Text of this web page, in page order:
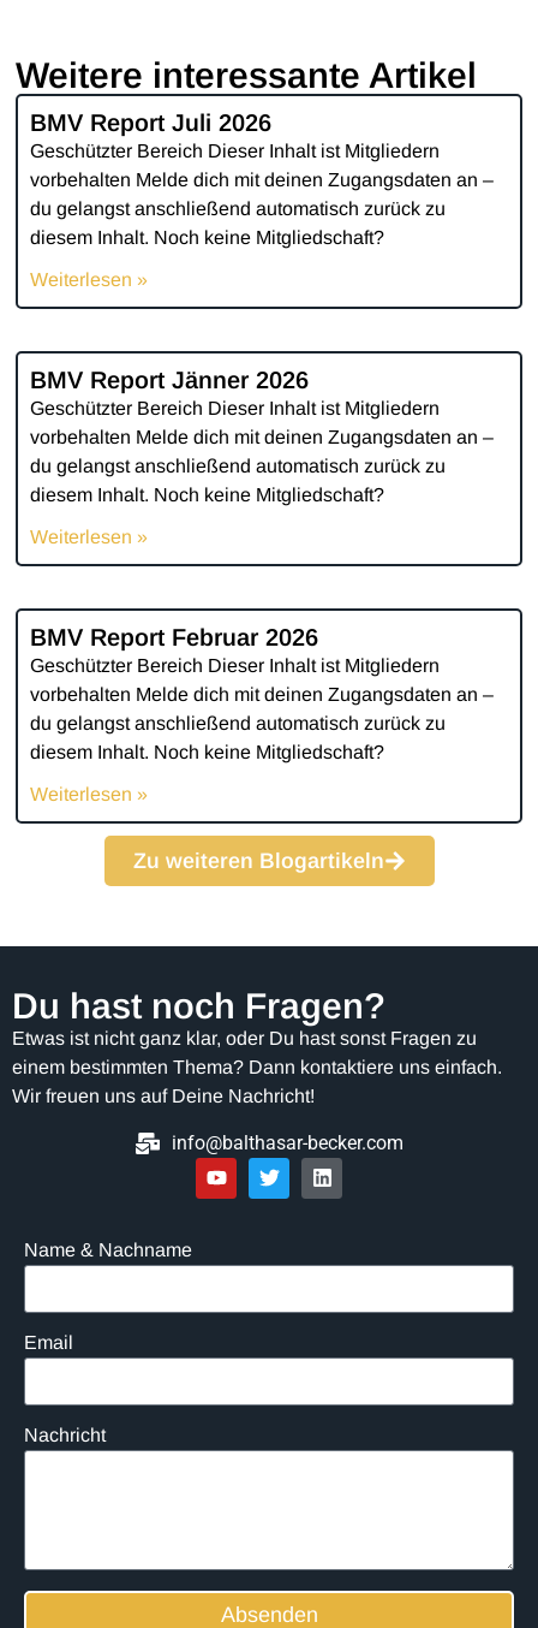
Weitere interessante Artikel
BMV Report Juli 2026
Geschützter Bereich Dieser Inhalt ist Mitgliedern
vorbehalten Melde dich mit deinen Zugangsdaten an –
du gelangst anschließend automatisch zurück zu
diesem Inhalt. Noch keine Mitgliedschaft?
Weiterlesen »
BMV Report Jänner 2026
Geschützter Bereich Dieser Inhalt ist Mitgliedern
vorbehalten Melde dich mit deinen Zugangsdaten an –
du gelangst anschließend automatisch zurück zu
diesem Inhalt. Noch keine Mitgliedschaft?
Weiterlesen »
BMV Report Februar 2026
Geschützter Bereich Dieser Inhalt ist Mitgliedern
vorbehalten Melde dich mit deinen Zugangsdaten an –
du gelangst anschließend automatisch zurück zu
diesem Inhalt. Noch keine Mitgliedschaft?
Weiterlesen »
Zu weiteren Blogartikeln
Du hast noch Fragen?
Etwas ist nicht ganz klar, oder Du hast sonst Fragen zu
einem bestimmten Thema? Dann kontaktiere uns einfach.
Wir freuen uns auf Deine Nachricht!
info@balthasar-becker.com
Name & Nachname
Email
Nachricht
Absenden